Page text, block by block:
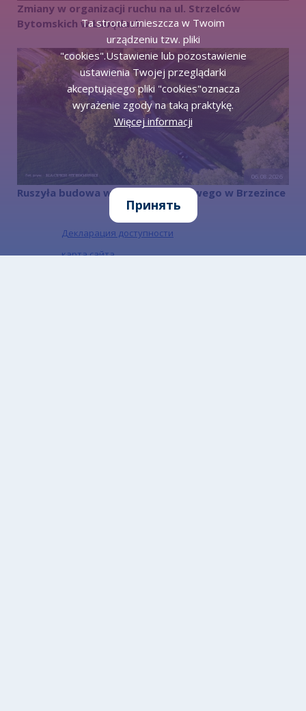
Zmiany w organizacji ruchu na ul. Strzelców
Bytomskich w Łabędach
06.08.2026
Ruszyła budowa węzła przesiadkowego w Brzezince
Декларация доступности
карта сайта
Ta strona umieszcza w Twoim
urządzeniu tzw. pliki
"cookies".Ustawienie lub pozostawienie
ustawienia Twojej przeglądarki
akceptującego pliki "cookies"oznacza
wyrażenie zgody na taką praktykę.
Więcej informacji
Принять